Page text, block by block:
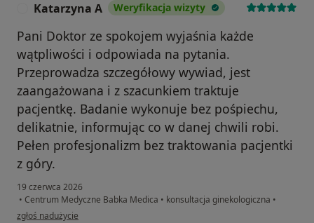
Katarzyna A Weryfikacja wizyty
Pani Doktor ze spokojem wyjaśnia każde
wątpliwości i odpowiada na pytania.
Przeprowadza szczegółowy wywiad, jest
zaangażowana i z szacunkiem traktuje
pacjentkę. Badanie wykonuje bez pośpiechu,
delikatnie, informując co w danej chwili robi.
Pełen profesjonalizm bez traktowania pacjentki
z góry.
19 czerwca 2026
• Centrum Medyczne Babka Medica • konsultacja ginekologiczna •
w opinii użytkownika Katarzyna A
zgłoś nadużycie